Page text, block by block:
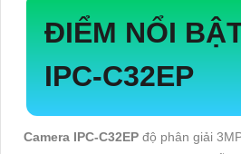
ĐIỂM NỔI
IPC-C32EP
Camera IPC-C32EP độ phân giải